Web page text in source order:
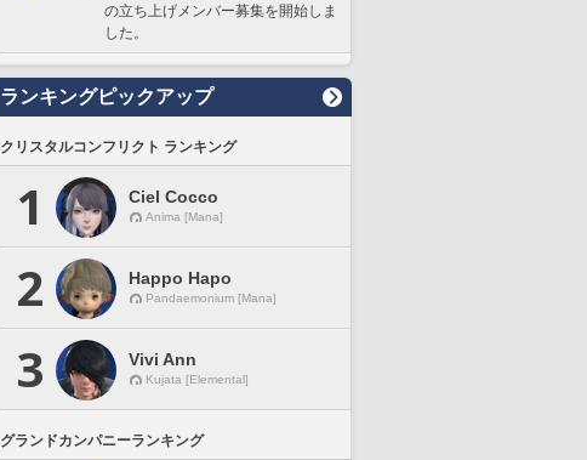
の立ち上げメンバー募集を開始しま
した。
ランキングピックアップ
クリスタルコンフリクト ランキング
1 Ciel Cocco
Anima [Mana]
2 Happo Hapo
Pandaemonium [Mana]
3 Vivi Ann
Kujata [Elemental]
グランドカンパニーランキング